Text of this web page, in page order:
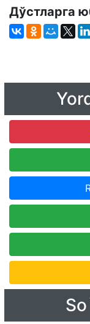
Дўстларга